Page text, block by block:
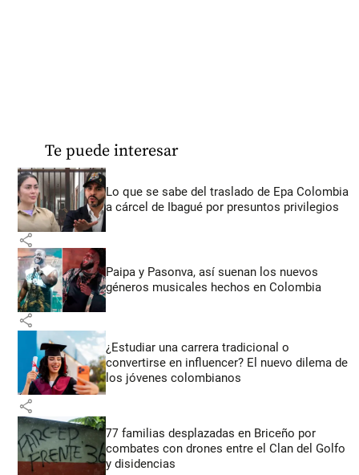
Te puede interesar
Lo que se sabe del traslado de Epa Colombia
a cárcel de Ibagué por presuntos privilegios
share
Paipa y Pasonva, así suenan los nuevos
géneros musicales hechos en Colombia
share
¿Estudiar una carrera tradicional o
convertirse en influencer? El nuevo dilema de
los jóvenes colombianos
share
77 familias desplazadas en Briceño por
combates con drones entre el Clan del Golfo
y disidencias